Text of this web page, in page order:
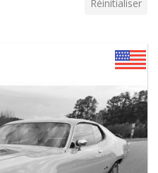
Réinitialiser